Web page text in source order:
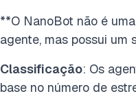
**O NanoBot não é
agente, mas possui um
Classificação: Os
base no número de